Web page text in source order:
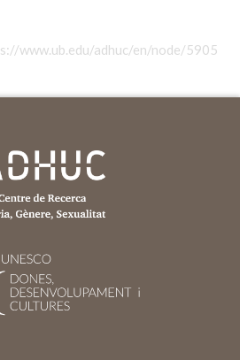
www.ub.edu/adhuc/en/node/5905